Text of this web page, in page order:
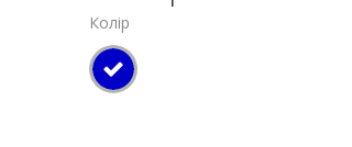
Колір